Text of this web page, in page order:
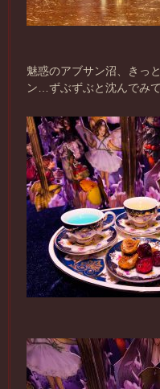
魅惑のアブサン沼、きっ
ン…ずぶずぶと沈んでみ